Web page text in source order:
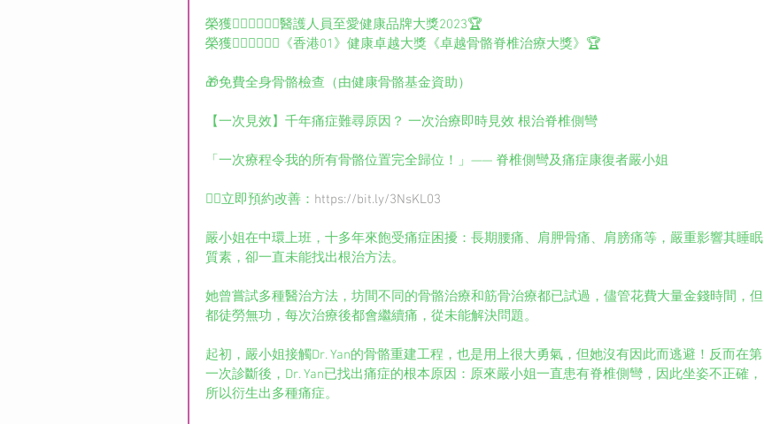
榮獲👨🏻‍⚕️👩🏻‍⚕️️️醫護人員至愛健康品牌大獎2023🏆
榮獲👨🏻‍⚕️👩🏻‍⚕️️️《香港01》健康卓越大獎《卓越骨骼脊椎治療大獎》🏆
🎁免費全身骨骼檢查（由健康骨骼基金資助）
【一次見效】千年痛症難尋原因？ 一次治療即時見效 根治脊椎側彎
「一次療程令我的所有骨骼位置完全歸位！」—— 脊椎側彎及痛症康復者嚴小姐
👉🏻立即預約改善： https://bit.ly/3NsKL03
嚴小姐在中環上班，十多年來飽受痛症困擾：長期腰痛、肩胛骨痛、肩膀痛等，嚴重影響其睡眠
質素，卻一直未能找出根治方法。
她曾嘗試多種醫治方法，坊間不同的骨骼治療和筋骨治療都已試過，儘管花費大量金錢時間，但
都徒勞無功，每次治療後都會繼續痛，從未能解決問題。
起初，嚴小姐接觸Dr. Yan的骨骼重建工程，也是用上很大勇氣，但她沒有因此而逃避！反而在第
一次診斷後，Dr. Yan已找出痛症的根本原因：原來嚴小姐一直患有脊椎側彎，因此坐姿不正確，
所以衍生出多種痛症。